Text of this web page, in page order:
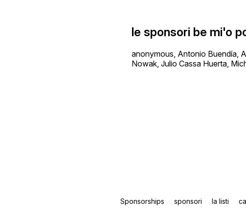
le sponsori be mi'o
anonymous, Antonio Buendía,
Nowak, Julio Cassa Huerta,
Sponsorships sponsori la listi